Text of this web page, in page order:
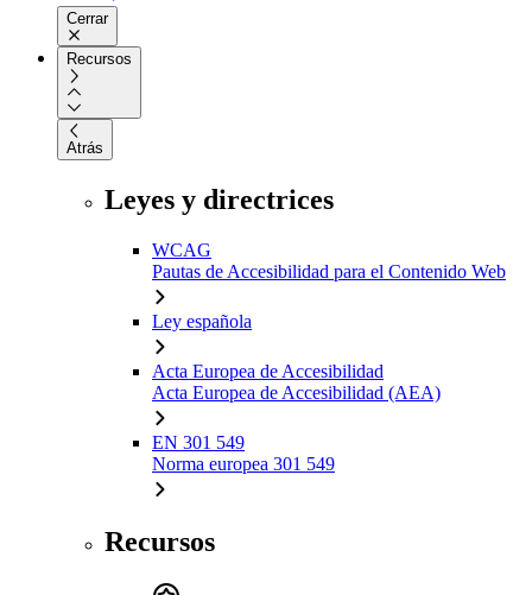
Cerrar
Recursos
Atrás
Leyes y directrices
WCAG
Pautas de Accesibilidad para el Contenido Web
Ley española
Acta Europea de Accesibilidad
Acta Europea de Accesibilidad (AEA)
EN 301 549
Norma europea 301 549
Recursos